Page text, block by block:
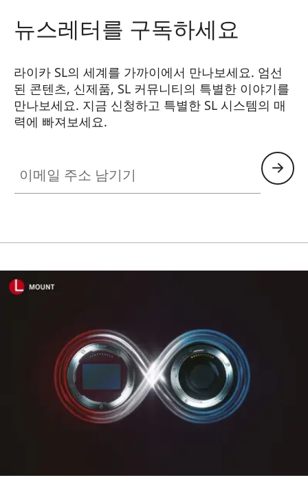
뉴스레터를 구독하세요
라이카 SL의 세계를 가까이에서 만나보세요. 엄선
된 콘텐츠, 신제품, SL 커뮤니티의 특별한 이야기를
만나보세요. 지금 신청하고 특별한 SL 시스템의 매
력에 빠져보세요.